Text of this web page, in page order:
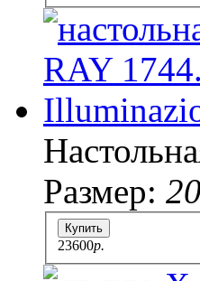
Размер:
Купить
23600p.